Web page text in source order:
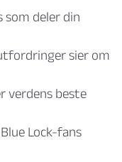
som deler din
sier om
verdens beste
Lock-fans